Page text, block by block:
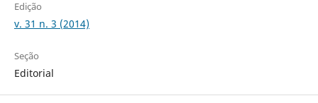
Edição
v. 31 n. 3 (2014)
Seção
Editorial